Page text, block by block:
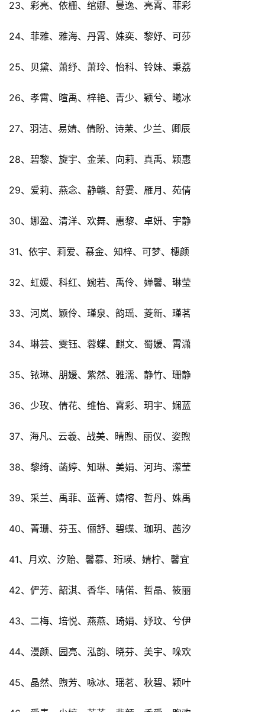
23、彩亮、依栅、绾娜、曼逸、亮霄、菲彩
24、菲雅、雅海、丹霄、姝奕、黎妤、可莎
25、贝黛、萧纾、萧玲、怡科、铃妹、秉荔
26、孝霄、暄禹、梓艳、青少、颖兮、曦冰
27、羽洁、易婧、倩盼、诗茉、少兰、卿辰
28、碧黎、旋宇、金茉、向莉、真禹、颖惠
29、爱莉、燕念、静赣、舒霎、雁月、苑倩
30、娜盈、清洋、欢舞、惠黎、卓妍、宇静
31、依宇、莉爱、慕金、知梓、可梦、橞颜
32、虹媛、科红、婉若、禹伶、婵馨、琳莹
33、河岚、颖伶、瑾泉、韵瑶、菱新、瑾茗
34、琳芸、雯钰、蓉蝶、麒文、蜀媛、霄潇
35、铱琳、朋媛、紫然、雅濡、静竹、珊静
36、少玫、倩花、维怡、霄彩、玥宇、娴蓝
37、海凡、云羲、战美、晴煦、丽仪、姿煦
38、黎绮、菡婷、知琳、美娟、河玙、潆莹
39、采兰、禹菲、蓝菁、婧榕、哲丹、姝禹
40、菁珊、芬玉、俪舒、碧蝶、珈玥、茜汐
41、月欢、汐贻、馨慕、珩瑛、婧柠、馨宜
42、俨芳、韶淇、香华、晴偌、哲晶、筱丽
43、二梅、培悦、燕燕、琦娟、妤玟、兮伊
44、漫颜、园亮、泓韵、晓芬、美宇、哚欢
45、晶然、煦芳、咏冰、瑶茗、秋碧、颖叶